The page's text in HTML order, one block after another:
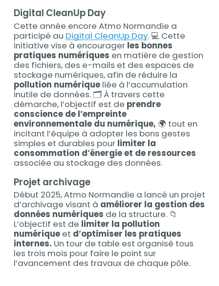
Digital CleanUp Day
Cette année encore Atmo Normandie a
participé au Digital CleanUp Day. 💻 Cette
initiative vise à encourager les bonnes
pratiques numériques en matière de gestion
des fichiers, des e-mails et des espaces de
stockage numériques, afin de réduire la
pollution numériqueliée à l’accumulation
inutile de données. 🗂️ À travers cette
démarche, l’objectif est de prendre
conscience de l’empreinte
environnementale du numérique, 🌍 tout en
incitant l’équipe à adopter les bons gestes
simples et durables pour limiter la
consommation d’énergie et de ressources
associée au stockage des données.
Projet archivage
Début 2025, Atmo Normandie a lancé un projet
d’archivage visant à améliorer la gestion des
données numériques de la structure. 📁
L’objectif est de limiter la pollution
numériqueet d’optimiser les pratiques
internes. Un tour de table est organisé tous
les trois mois pour faire le point sur
l’avancement des travaux de chaque pôle.